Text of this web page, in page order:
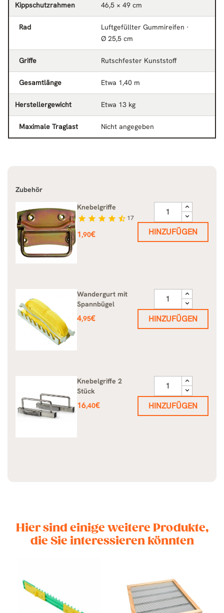
Kippschutz­rahmen 46,5 × 49 cm
Rad
Luftgefüllter Gummireifen ·
Ø 25,5 cm
Griffe Rutschfester Kunststoff
Gesamtlänge Etwa 1,40 m
Herstellergewicht Etwa 13 kg
Maximale Traglast Nicht angegeben
Zubehör
Knebelgriffe
star star star star star_half 17
Preis
1,90€ HINZUFÜGEN
Wandergurt mit
Spannbügel
Preis
4,95€ HINZUFÜGEN
Knebelgriffe 2
Stück
Preis
16,40€ HINZUFÜGEN
Hier sind einige weitere Produkte,
die Sie interessieren könnten